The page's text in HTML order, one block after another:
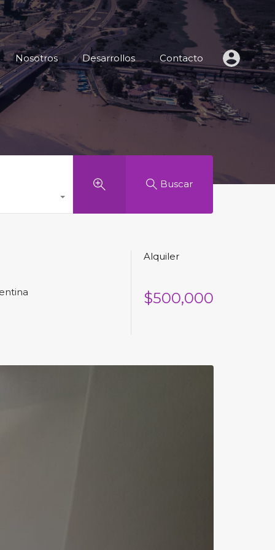
Inmuebles Nosotros Desarrollos Contacto
Nosotros Desarrollos Contacto
Buscar
Alquiler
$500,000